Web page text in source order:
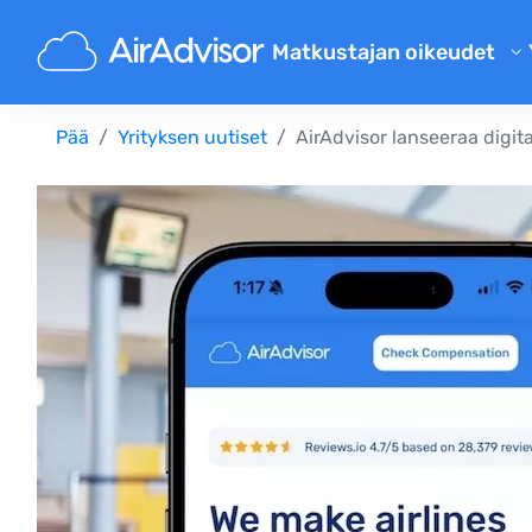
Matkustajan oikeudet
Lentokorvauksen laskuri
Lennon viivästyskorvaus
Lennon peruutuksen korvaus
Viivästynyt
Lennolta epäämisen korvaus
Valitus lentoyhtiölle
Pää Yrityksen uutiset AirAdvisor lanseeraa